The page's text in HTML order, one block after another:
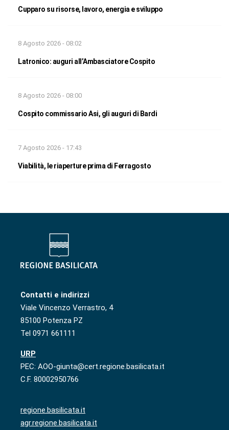
Cupparo su risorse, lavoro, energia e sviluppo
8 Agosto 2026 - 08:02
Latronico: auguri all’Ambasciatore Cospito
8 Agosto 2026 - 08:00
Cospito commissario Asi, gli auguri di Bardi
7 Agosto 2026 - 17:43
Viabilità, le riaperture prima di Ferragosto
Contatti e indirizzi
Viale Vincenzo Verrastro, 4
85100 Potenza PZ
Tel 0971 661111
URP
PEC: AOO-giunta@cert.regione.basilicata.it
C.F. 80002950766
regione.basilicata.it
agr.regione.basilicata.it